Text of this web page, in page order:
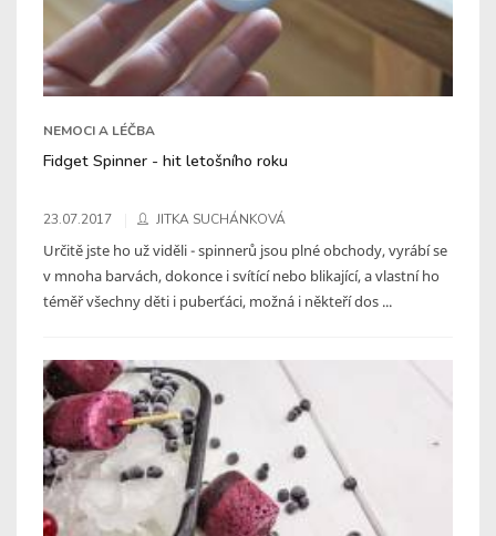
NEMOCI A LÉČBA
Fidget Spinner - hit letošního roku
23.07.2017 JITKA SUCHÁNKOVÁ
Určitě jste ho už viděli - spinnerů jsou plné obchody, vyrábí se
v mnoha barvách, dokonce i svítící nebo blikající, a vlastní ho
téměř všechny děti i puberťáci, možná i někteří dos ...